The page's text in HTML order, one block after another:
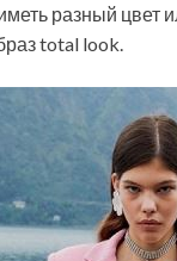
разный цвет
total look.